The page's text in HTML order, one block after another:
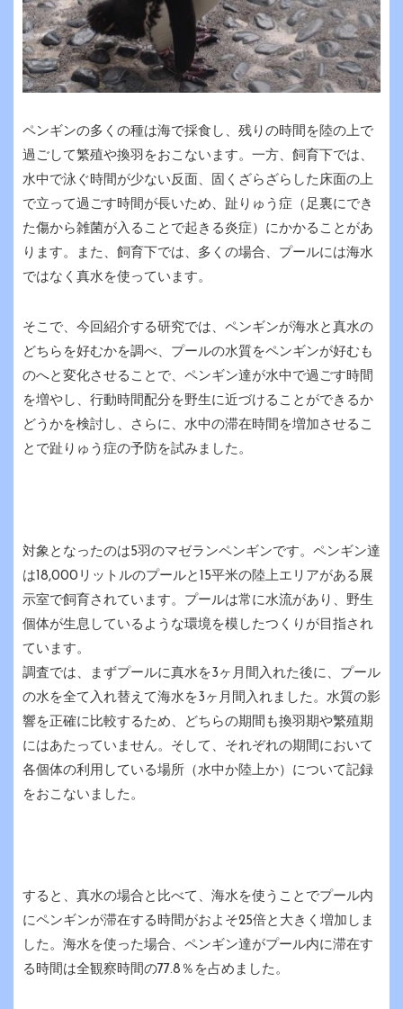
ペンギンの多くの種は海で採食し、残りの時間を陸の上で
過ごして繁殖や換羽をおこないます。一方、飼育下では、
水中で泳ぐ時間が少ない反面、固くざらざらした床面の上
で立って過ごす時間が長いため、趾りゅう症（足裏にでき
た傷から雑菌が入ることで起きる炎症）にかかることがあ
ります。また、飼育下では、多くの場合、プールには海水
ではなく真水を使っています。
そこで、今回紹介する研究では、ペンギンが海水と真水の
どちらを好むかを調べ、プールの水質をペンギンが好むも
のへと変化させることで、ペンギン達が水中で過ごす時間
を増やし、行動時間配分を野生に近づけることができるか
どうかを検討し、さらに、水中の滞在時間を増加させるこ
とで趾りゅう症の予防を試みました。
対象となったのは5羽のマゼランペンギンです。ペンギン達
は18,000リットルのプールと15平米の陸上エリアがある展
示室で飼育されています。プールは常に水流があり、野生
個体が生息しているような環境を模したつくりが目指され
ています。
調査では、まずプールに真水を3ヶ月間入れた後に、プール
の水を全て入れ替えて海水を3ヶ月間入れました。水質の影
響を正確に比較するため、どちらの期間も換羽期や繁殖期
にはあたっていません。そして、それぞれの期間において
各個体の利用している場所（水中か陸上か）について記録
をおこないました。
すると、真水の場合と比べて、海水を使うことでプール内
にペンギンが滞在する時間がおよそ25倍と大きく増加しま
した。海水を使った場合、ペンギン達がプール内に滞在す
る時間は全観察時間の77.8％を占めました。